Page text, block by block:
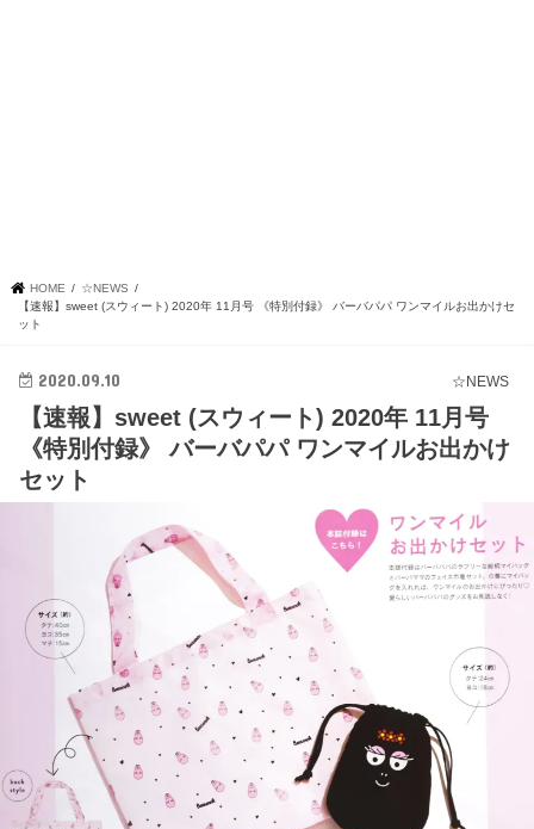
HOME
☆NEWS
【速報】sweet (スウィート) 2020年 11月号 《特別付録》 バーバパパ ワンマイルお出かけセ
ット
☆NEWS
2020.09.10
【速報】sweet (スウィート) 2020年 11月号
《特別付録》 バーバパパ ワンマイルお出かけ
セット